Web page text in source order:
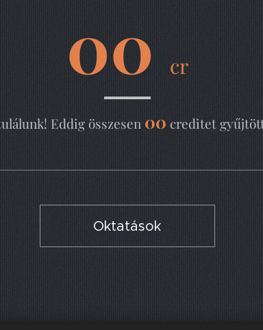
00cr
Eddig összesen 00 creditet
Oktatások